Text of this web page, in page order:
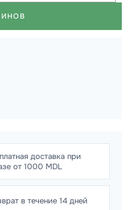
доставка при
от 1000 MDL
в течение 14 дней